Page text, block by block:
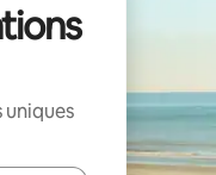
uniques